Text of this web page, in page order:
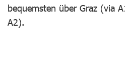
bequemsten über Graz (via
A2).